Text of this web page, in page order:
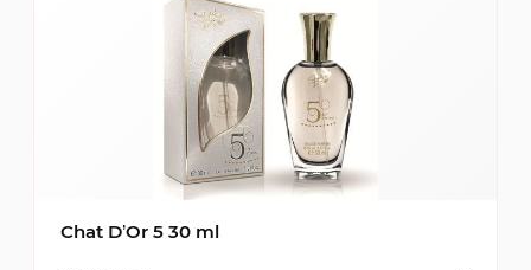
Chat D’Or 5 30 ml